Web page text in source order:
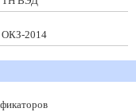
ОКЗ-2014